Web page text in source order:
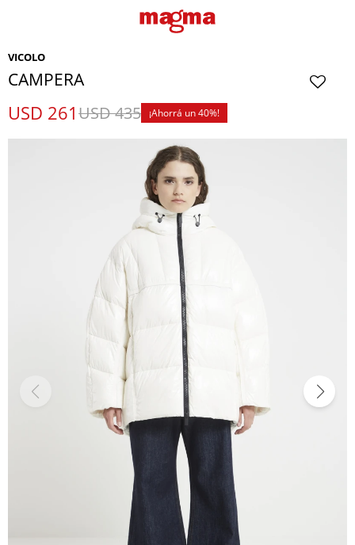
VICOLO
CAMPERA
USD 261USD435 40